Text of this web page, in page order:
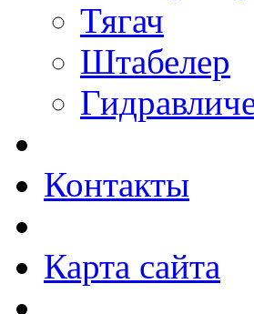
Тягач
Штабелер
Контакты
Карта сайта